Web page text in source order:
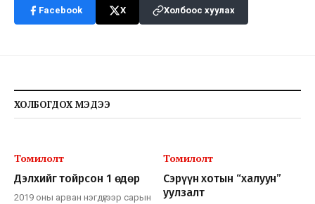
Facebook X Холбоос хуулах
ХОЛБОГДОХ МЭДЭЭ
Томилолт
Дэлхийг тойрсон 1 өдөр
2019 оны арван нэгдүгээр сарын
Томилолт
Сэрүүн хотын “халуун”
уулзалт